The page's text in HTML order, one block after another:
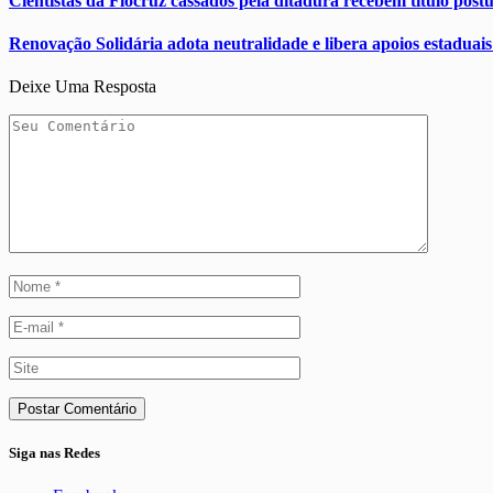
Renovação Solidária adota neutralidade e libera apoios
Deixe Uma Resposta
Siga nas Redes